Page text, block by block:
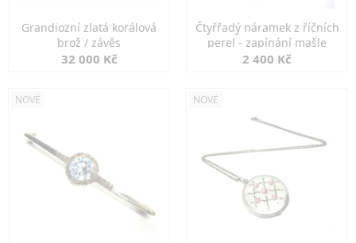
Grandiozní zlatá korálová
brož / závěs
32 000 Kč
Čtyřřadý náramek z říčních
perel - zapínání mašle
2 400 Kč
NOVÉ NOVÉ